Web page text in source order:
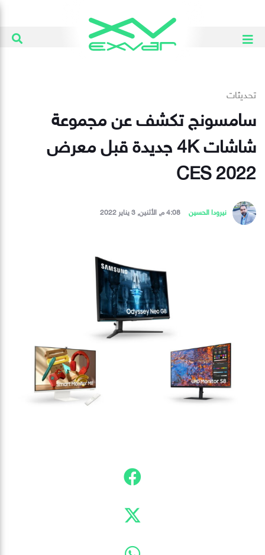
تحديثات
سامسونج تكشف عن مجموعة
شاشات 4K جديدة قبل معرض
CES 2022
نيرودا الحسين 4:08 م, الأثنين, 3 يناير 2022